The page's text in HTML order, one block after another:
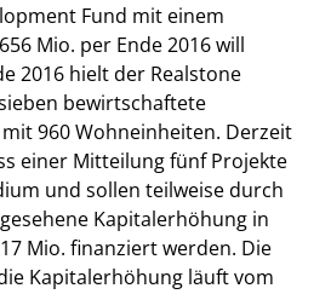
Fund mit einem
Mio. per Ende 2016 will
2016 hielt der Realstone
bewirtschaftete
960 Wohneinheiten. Derzeit
einer Mitteilung fünf Projekte
und sollen teilweise durch
Kapitalerhöhung in
Mio. finanziert werden. Die
Kapitalerhöhung läuft vom